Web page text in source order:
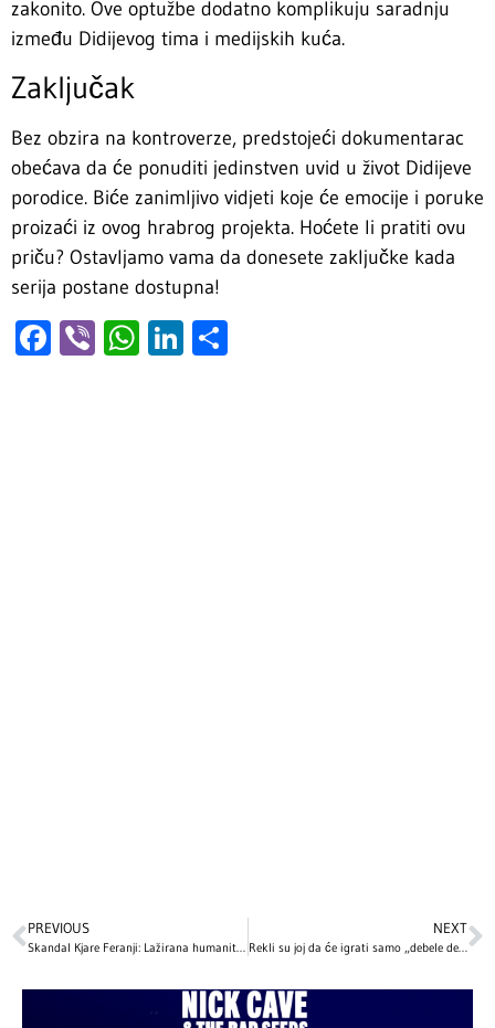
zakonito. Ove optužbe dodatno komplikuju saradnju
između Didijevog tima i medijskih kuća.
Zaključak
Bez obzira na kontroverze, predstojeći dokumentarac
obećava da će ponuditi jedinstven uvid u život Didijeve
porodice. Biće zanimljivo vidjeti koje će emocije i poruke
proizaći iz ovog hrabrog projekta. Hoćete li pratiti ovu
priču? Ostavljamo vama da donesete zaključke kada
serija postane dostupna!
Facebook
ViberWhatsApp
LinkedIn
PREVIOUS
Skandal Kjare Feranji: Lažirana humanitarna akcija i milioni na računu
NEXT
Rekli su joj da će igrati samo „debele devojke“: Kako je Kejt Vinslet savladala pritisak na početku karijere